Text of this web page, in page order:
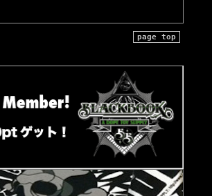
page top